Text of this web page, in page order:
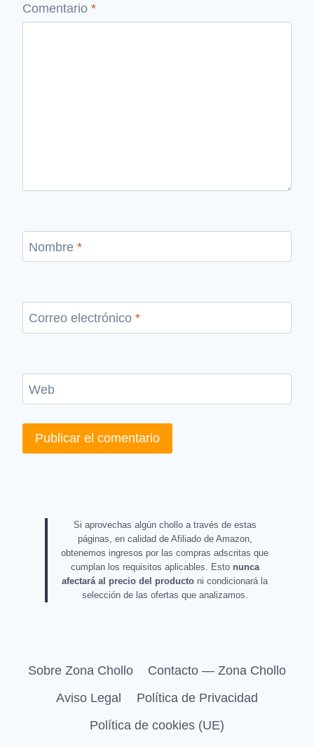
Comentario *
Nombre *
Correo electrónico *
Web
Si aprovechas algún chollo a través de estas
páginas, en calidad de Afiliado de Amazon,
obtenemos ingresos por las compras adscritas que
cumplan los requisitos aplicables. Esto nunca
afectará al precio del producto ni condicionará la
selección de las ofertas que analizamos.
Sobre Zona Chollo
Contacto — Zona Chollo
Aviso Legal
Política de Privacidad
Política de cookies (UE)